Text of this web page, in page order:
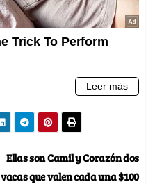
Ellas son Camil y Corazón dos
vacas que valen cada una $100